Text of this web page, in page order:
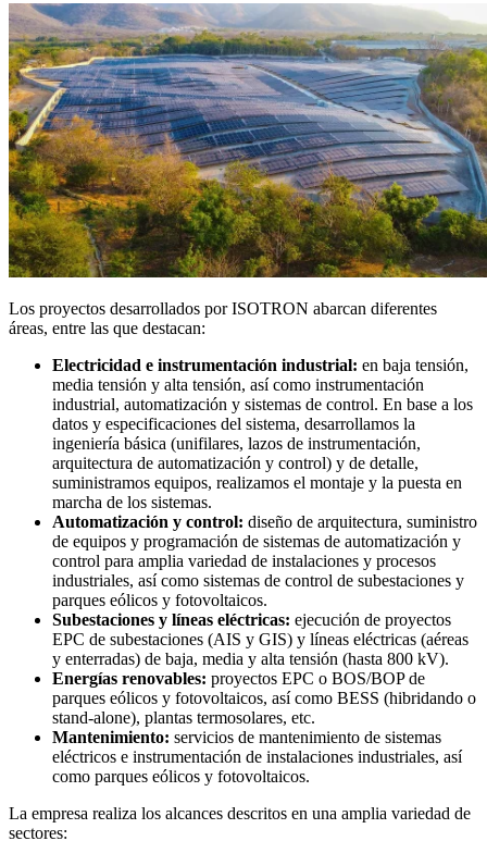
Los proyectos desarrollados por ISOTRON abarcan diferentes
áreas, entre las que destacan:
Electricidad e instrumentación industrial: en baja tensión,
media tensión y alta tensión, así como instrumentación
industrial, automatización y sistemas de control. En base a los
datos y especificaciones del sistema, desarrollamos la
ingeniería básica (unifilares, lazos de instrumentación,
arquitectura de automatización y control) y de detalle,
suministramos equipos, realizamos el montaje y la puesta en
marcha de los sistemas.
Automatización y control: diseño de arquitectura, suministro
de equipos y programación de sistemas de automatización y
control para amplia variedad de instalaciones y procesos
industriales, así como sistemas de control de subestaciones y
parques eólicos y fotovoltaicos.
Subestaciones y líneas eléctricas: ejecución de proyectos
EPC de subestaciones (AIS y GIS) y líneas eléctricas (aéreas
y enterradas) de baja, media y alta tensión (hasta 800 kV).
Energías renovables: proyectos EPC o BOS/BOP de
parques eólicos y fotovoltaicos, así como BESS (hibridando o
stand-alone), plantas termosolares, etc.
Mantenimiento: servicios de mantenimiento de sistemas
eléctricos e instrumentación de instalaciones industriales, así
como parques eólicos y fotovoltaicos.
La empresa realiza los alcances descritos en una amplia variedad de
sectores: